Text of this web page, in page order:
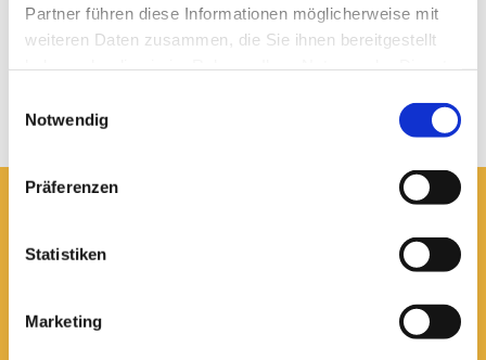
Partner führen diese Informationen möglicherweise mit
weiteren Daten zusammen, die Sie ihnen bereitgestellt
Notwendig
Präferenzen
Statistiken
Marketing
Ev.-luth. Domkirche St. Blasii zu Braunschweig
Domsekretariat